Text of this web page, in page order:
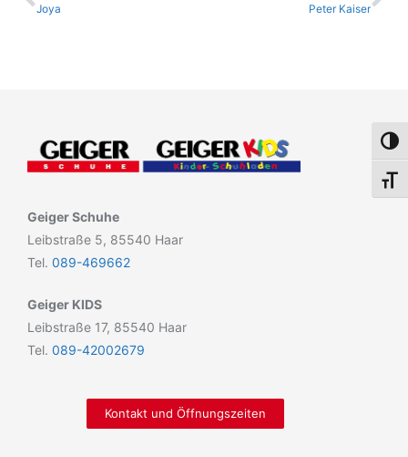
Joya Peter Kaiser
Geiger Schuhe
Leibstraße 5, 85540 Haar
Tel. 089-469662
Geiger KIDS
Leibstraße 17, 85540 Haar
Tel. 089-42002679
Kontakt und Öffnungszeiten